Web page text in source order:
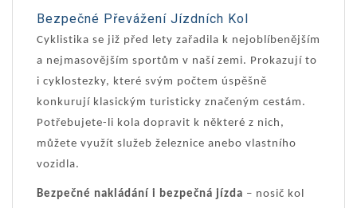
Bezpečné Převážení Jízdních Kol
Cyklistika se již před lety zařadila k nejoblíbenějším
a nejmasovějším sportům v naší zemi. Prokazují to
i cyklostezky, které svým počtem úspěšně
konkurují klasickým turisticky značeným cestám.
Potřebujete-li kola dopravit k některé z nich,
můžete využít služeb železnice anebo vlastního
vozidla.
Bezpečné nakládání i bezpečná jízda – nosič kol